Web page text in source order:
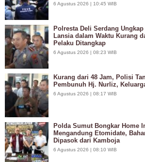
6 Agustus 2026 | 10:45 WIB
Polresta Deli Serdang
Lansia dalam Waktu Kurang
Pelaku Ditangkap
6 Agustus 2026 | 08:23 WIB
Kurang dari 48 Jam, Polisi
Pembunuh Hj. Nurliz,
6 Agustus 2026 | 08:17 WIB
Polda Sumut Bongkar Home
Mengandung Etomidate,
Dipasok dari Kamboja
6 Agustus 2026 | 08:10 WIB